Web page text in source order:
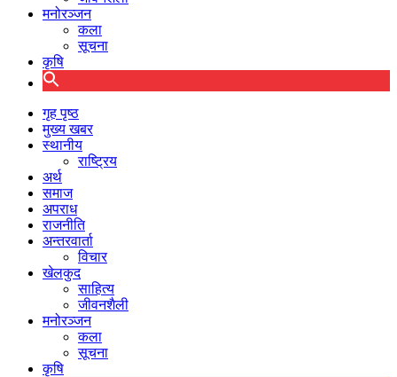
मनोरञ्जन
कला
सूचना
कृषि
गृह पृष्ठ
मुख्य खबर
स्थानीय
राष्ट्रिय
अर्थ
समाज
अपराध
राजनीति
अन्तरवार्ता
विचार
खेलकुद
साहित्य
जीवनशैली
मनोरञ्जन
कला
सूचना
कृषि